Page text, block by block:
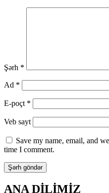
Şərh *
Ad *
E-poçt *
Veb sayt
Save my name, email, and
time I comment.
ANA DİLİMİZ